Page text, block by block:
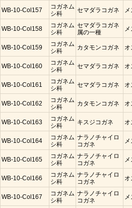
WB-10-Col157
コガネム
シ科
セマダラコガネ メ
WB-10-Col158
コガネム
シ科
セマダラコガネ
属の一種
メ
WB-10-Col159
コガネム
シ科
カタモンコガネ オ
WB-10-Col160
コガネム
シ科
セマダラコガネ オ
WB-10-Col161
コガネム
シ科
セマダラコガネ オ
WB-10-Col162
コガネム
シ科
カタモンコガネ オ
WB-10-Col163
コガネム
シ科
キスジコガネ オ
WB-10-Col164
コガネム
シ科
ナラノチャイロ
コガネ
メ
WB-10-Col165
コガネム
シ科
ナラノチャイロ
コガネ
メ
WB-10-Col166
コガネム
シ科
ナラノチャイロ
コガネ
オ
WB-10-Col167
コガネム
シ科
ナラノチャイロ
コガネ
メ